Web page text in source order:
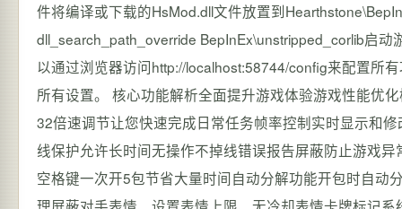
件将编译或下载的HsMod.dll文件放置到
dll_search_path_override BepInEx\unstripped_corlib启
以通过浏览器访问http://localhost:58744/config来配置所
所有设置。 核心功能解析全面提升游戏体验游戏性能优
32倍速调节让您快速完成日常任务帧率控制实时显示和
线保护允许长时间无操作不掉线错误报告屏蔽防止游戏
空格键一次开5包节省大量时间自动分解功能开包时自动